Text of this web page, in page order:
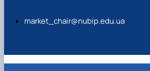
market_chair@nubip.edu.ua